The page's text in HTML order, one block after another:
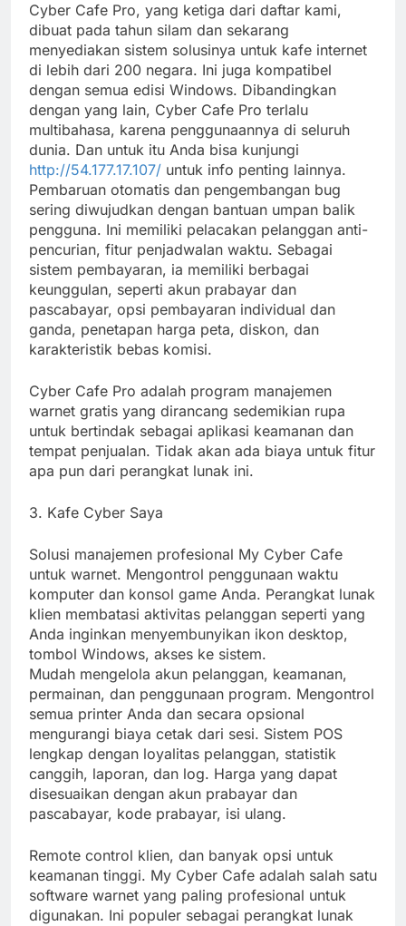
Cyber ​​Cafe Pro, yang ketiga dari daftar kami,
dibuat pada tahun silam dan sekarang
menyediakan sistem solusinya untuk kafe internet
di lebih dari 200 negara. Ini juga kompatibel
dengan semua edisi Windows. Dibandingkan
dengan yang lain, Cyber ​​Cafe Pro terlalu
multibahasa, karena penggunaannya di seluruh
dunia. Dan untuk itu Anda bisa kunjungi
http://54.177.17.107/ untuk info penting lainnya.
Pembaruan otomatis dan pengembangan bug
sering diwujudkan dengan bantuan umpan balik
pengguna. Ini memiliki pelacakan pelanggan anti-
pencurian, fitur penjadwalan waktu. Sebagai
sistem pembayaran, ia memiliki berbagai
keunggulan, seperti akun prabayar dan
pascabayar, opsi pembayaran individual dan
ganda, penetapan harga peta, diskon, dan
karakteristik bebas komisi.
Cyber ​​Cafe Pro adalah program manajemen
warnet gratis yang dirancang sedemikian rupa
untuk bertindak sebagai aplikasi keamanan dan
tempat penjualan. Tidak akan ada biaya untuk fitur
apa pun dari perangkat lunak ini.
3. Kafe Cyber ​​Saya
Solusi manajemen profesional My Cyber ​​Cafe
untuk warnet. Mengontrol penggunaan waktu
komputer dan konsol game Anda. Perangkat lunak
klien membatasi aktivitas pelanggan seperti yang
Anda inginkan menyembunyikan ikon desktop,
tombol Windows, akses ke sistem.
Mudah mengelola akun pelanggan, keamanan,
permainan, dan penggunaan program. Mengontrol
semua printer Anda dan secara opsional
mengurangi biaya cetak dari sesi. Sistem POS
lengkap dengan loyalitas pelanggan, statistik
canggih, laporan, dan log. Harga yang dapat
disesuaikan dengan akun prabayar dan
pascabayar, kode prabayar, isi ulang.
Remote control klien, dan banyak opsi untuk
keamanan tinggi. My Cyber ​​Cafe adalah salah satu
software warnet yang paling profesional untuk
digunakan. Ini populer sebagai perangkat lunak